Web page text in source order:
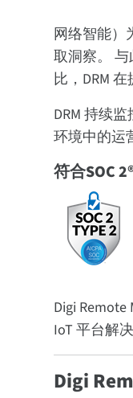
网络智能）
取洞察。
比，DRM
DRM 持续
环境中的运
符合SOC
Digi
IoT 平台解
Digi